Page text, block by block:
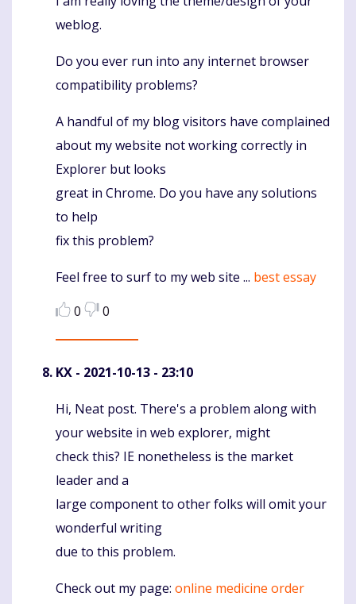
weblog.
Do you ever run into any internet browser
compatibility problems?
A handful of my blog visitors have complained
about my website not working correctly in
Explorer but looks
great in Chrome. Do you have any solutions
to help
fix this problem?
Feel free to surf to my web site ... best essay
0
0
KX - 2021-10-13 - 23:10
Komentaras
Hi, Neat post. There's a problem along with
your website in web explorer, might
check this? IE nonetheless is the market
leader and a
large component to other folks will omit your
wonderful writing
due to this problem.
Check out my page: online medicine order